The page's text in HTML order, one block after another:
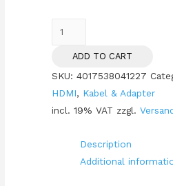
0,5m
3D
Ethernet
vergoldet
ADD TO CART
SKU:4017538041227
HDMI, Kabel & Adapter
incl. 19% VAT zzgl.
Description
Additional